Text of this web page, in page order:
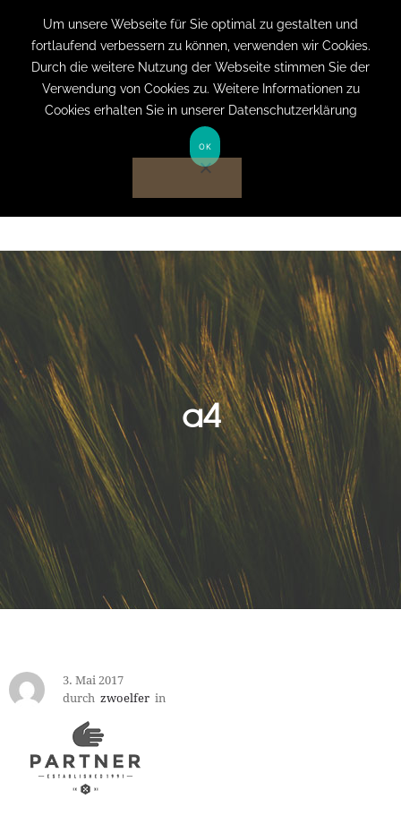
+49 (0) 151 19079060 info@privatpraxis-
bertram.de
Anmelden auf Website
a4
3. Mai 2017
durch zwoelfer in
Um unsere Webseite für Sie optimal zu gestalten und
fortlaufend verbessern zu können, verwenden wir Cookies.
Durch die weitere Nutzung der Webseite stimmen Sie der
Verwendung von Cookies zu. Weitere Informationen zu
Cookies erhalten Sie in unserer Datenschutzerklärung
OK